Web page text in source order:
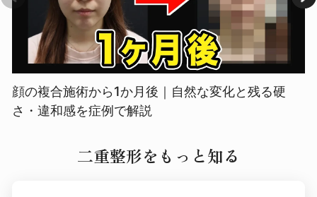
顔の複合施術から1か月後｜自然な変化と残る硬
さ・違和感を症例で解説
二重整形をもっと知る